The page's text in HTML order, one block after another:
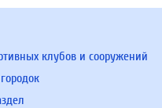
клубов и сооружений